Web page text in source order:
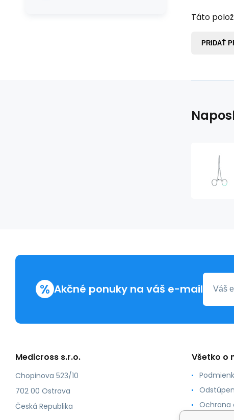
Táto
PRIDAŤ
% Akčné ponuky na váš e-mail
Medicross s.r.o.
Chopinova 523/10
702 00 Ostrava
Česká Republika
Všetko o
Ochrana